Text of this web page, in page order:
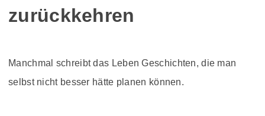
zurückkehren
Manchmal schreibt das Leben Geschichten, die man
selbst nicht besser hätte planen können.